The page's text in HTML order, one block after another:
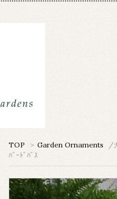
TOP > Garden Ornaments
/
ﾊﾞｰﾄﾞﾊﾞｽ